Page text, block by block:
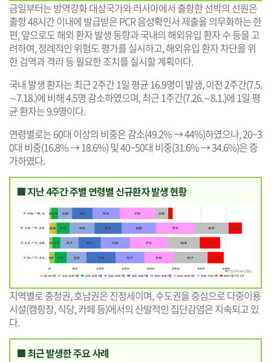
금일부터는 방역강화 대상국가와 러시아에서 출항한 선박의 선원은
출항 48시간 이내에 발급받은 PCR 음성확인서 제출을 의무화하는 한
편, 앞으로도 해외 환자 발생 동향과 국내의 해외유입 환자 수 등을 고
려하여, 정례적인 위험도 평가를 실시하고, 해외유입 환자 차단을 위
한 검역과 격리 등 필요한 조치를 실시할 계획이다.
국내 발생 환자는 최근 2주간 1일 평균 16.9명이 발생, 이전 2주간(7.5.
∼7.18.)에 비해 4.5명 감소하였으며, 최근 1주간(7.26.∼8.1.)에 1일 평
균 환자는 9.9명이다.
연령별로는 60대 이상의 비중은 감소(49.2% → 44%)하였으나, 20~3
0대 비중(16.8% → 18.6%) 및 40~50대 비중(31.6% → 34.6%)은 증
가하였다.
■ 지난 4주간 주별 연령별 신규환자 발생 현황
지역별로 충청권, 호남권은 진정세이며, 수도권을 중심으로 다중이용
시설(캠핑장, 식당, 카페 등)에서의 산발적인 집단감염은 지속되고 있
다.
■ 최근 발생한 주요 사례